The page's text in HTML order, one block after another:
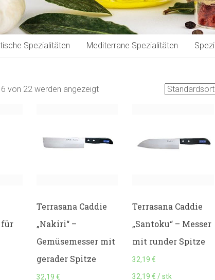
Spezialitäten Mediterrane Spezialitäten
von 22 werden angezeigt
für
Terrasana Caddie
„Nakiri“ –
Gemüsemesser mit
gerader Spitze
32,19€
Terrasana Caddie
„Santoku“ – Messer
mit runder Spitze
32,19€
32,19€ /stk